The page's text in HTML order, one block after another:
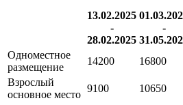
13.02.2025
-
28.02.2025
-
Одноместное
размещение
14200 16800
Взрослый
основное место
9100 10650